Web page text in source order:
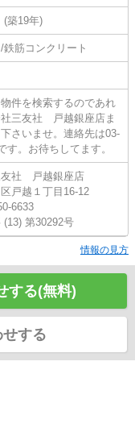
(築19年)
鉄筋コンクリート
件を検索するのであれ
社三友社 戸越銀座店ま
さいませ。連絡先は03-
す。お待ちしてます。
友社 戸越銀座店
戸越１丁目16-12
6633
(13) 第30292号
情報の見方
する(無料)
する